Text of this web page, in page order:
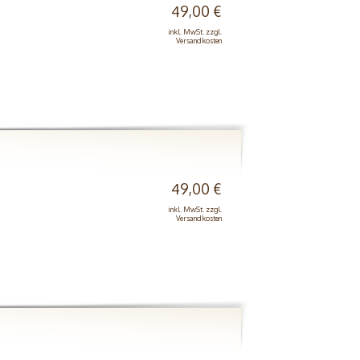
49,00 €
inkl. MwSt. zzgl.
Versandkosten
49,00 €
inkl. MwSt. zzgl.
Versandkosten